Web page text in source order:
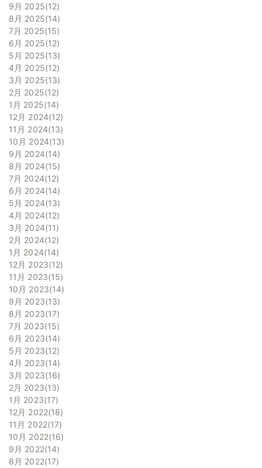
9月 2025 12
8月 2025 14
7月 2025 15
6月 2025 12
5月 2025 13
4月 2025 12
3月 2025 13
2月 2025 12
1月 2025 14
12月 2024 12
11月 2024 13
10月 2024 13
9月 2024 14
8月 2024 15
7月 2024 12
6月 2024 14
5月 2024 13
4月 2024 12
3月 2024 11
2月 2024 12
1月 2024 14
12月 2023 12
11月 2023 15
10月 2023 14
9月 2023 13
8月 2023 17
7月 2023 15
6月 2023 14
5月 2023 12
4月 2023 14
3月 2023 16
2月 2023 13
1月 2023 17
12月 2022 18
11月 2022 17
10月 2022 16
9月 2022 14
8月 2022 17